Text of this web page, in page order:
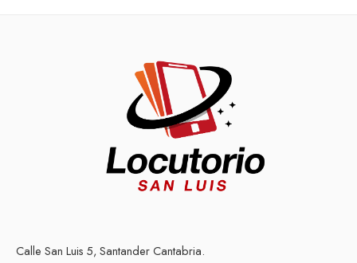
Calle San Luis 5, Santander Cantabria.